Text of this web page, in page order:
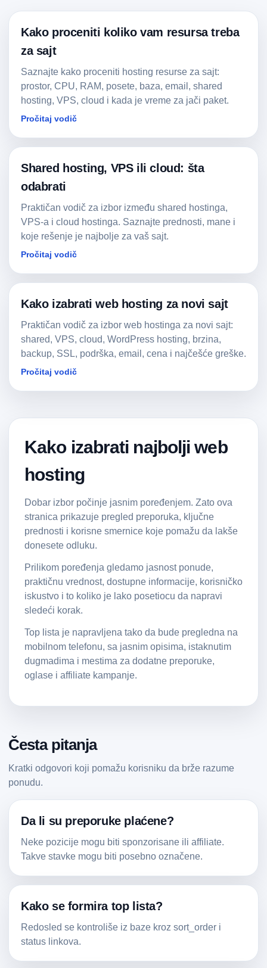
Kako proceniti koliko vam resursa treba
za sajt
Saznajte kako proceniti hosting resurse za sajt:
prostor, CPU, RAM, posete, baza, email, shared
hosting, VPS, cloud i kada je vreme za jači paket.
Pročitaj vodič
Shared hosting, VPS ili cloud: šta
odabrati
Praktičan vodič za izbor između shared hostinga,
VPS-a i cloud hostinga. Saznajte prednosti, mane i
koje rešenje je najbolje za vaš sajt.
Pročitaj vodič
Kako izabrati web hosting za novi sajt
Praktičan vodič za izbor web hostinga za novi sajt:
shared, VPS, cloud, WordPress hosting, brzina,
backup, SSL, podrška, email, cena i najčešće greške.
Pročitaj vodič
Kako izabrati najbolji web
hosting
Dobar izbor počinje jasnim poređenjem. Zato ova
stranica prikazuje pregled preporuka, ključne
prednosti i korisne smernice koje pomažu da lakše
donesete odluku.
Prilikom poređenja gledamo jasnost ponude,
praktičnu vrednost, dostupne informacije, korisničko
iskustvo i to koliko je lako posetiocu da napravi
sledeći korak.
Top lista je napravljena tako da bude pregledna na
mobilnom telefonu, sa jasnim opisima, istaknutim
dugmadima i mestima za dodatne preporuke,
oglase i affiliate kampanje.
Česta pitanja
Kratki odgovori koji pomažu korisniku da brže razume
ponudu.
Da li su preporuke plaćene?
Neke pozicije mogu biti sponzorisane ili affiliate.
Takve stavke mogu biti posebno označene.
Kako se formira top lista?
Redosled se kontroliše iz baze kroz sort_order i
status linkova.